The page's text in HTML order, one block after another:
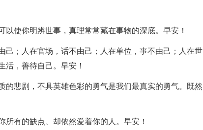
使你明辨世事，真理常常藏在事物的深底。早安！
己；人在官场，话不由己；人在单位，事不由己；人在世
活，善待自己。早安！
的悲剧，不具英雄色彩的勇气是我们最真实的勇气。既然
有的缺点、却依然爱着你的人。早安！